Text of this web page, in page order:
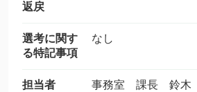
返戻
選考に関す
る特記事項
なし
担当者
事務室 課長 鈴木